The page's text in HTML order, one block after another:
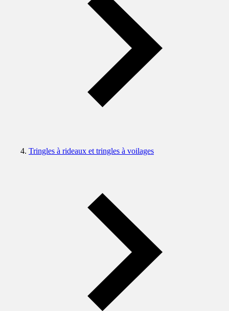
Tringles à rideaux et tringles à voilages